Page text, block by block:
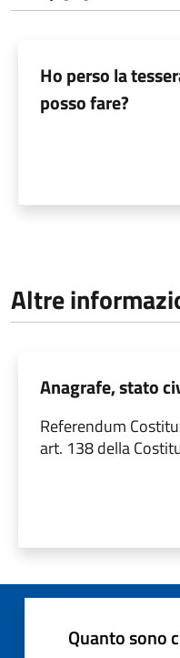
Ho perso la
posso fare?
Altre
Anagrafe, stato
Referendum
art. 138 della
Quanto sono